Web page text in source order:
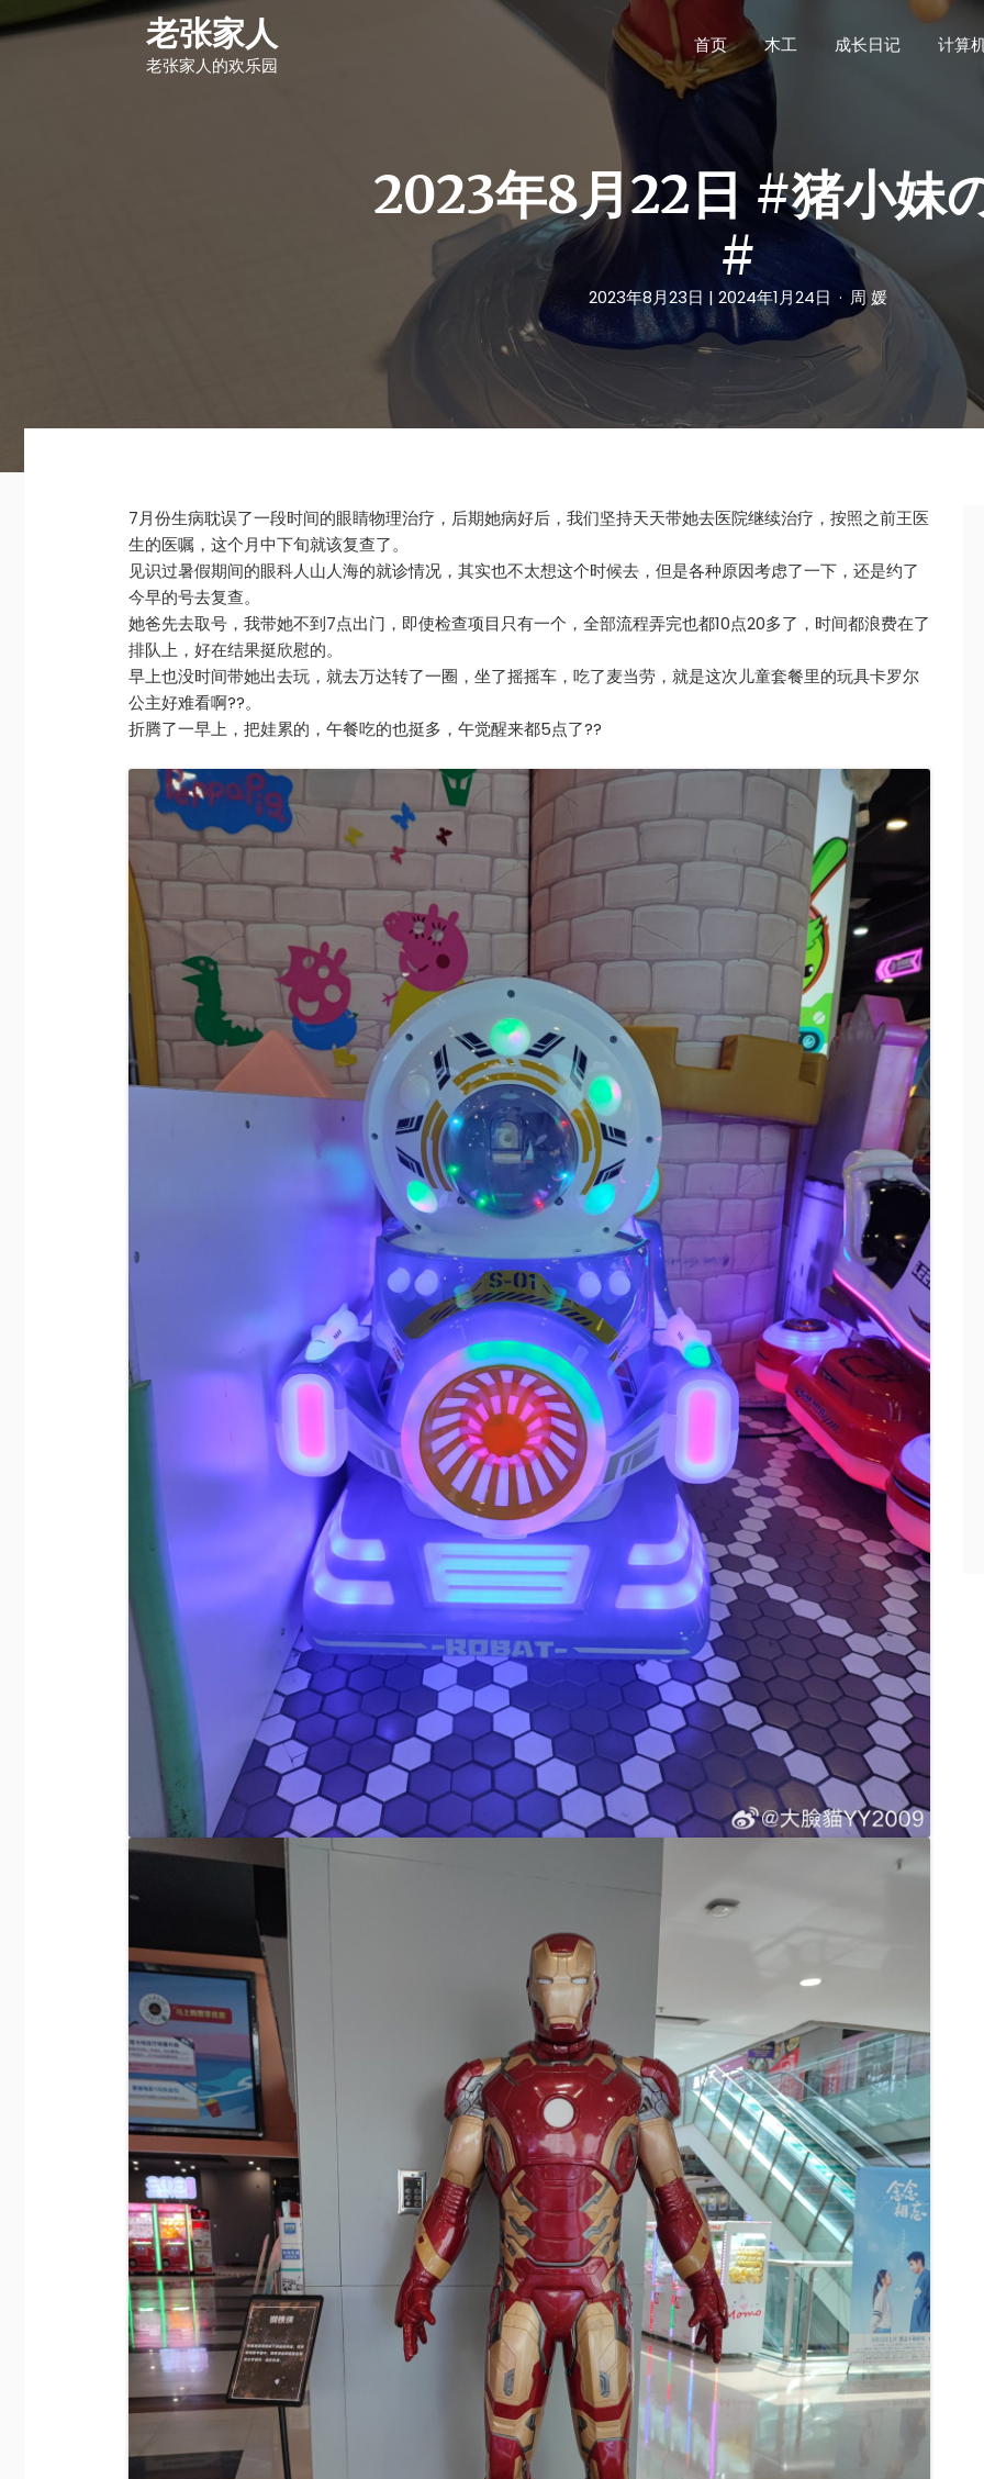
k
老张家人
老张家人的欢乐园
首页 木工 成长日记 计算
2023年8月22日 #猪小妹
#
2023年8月23日 | 2024年1月24日 周 媛
7月份生病耽误了一段时间的眼睛物理治疗，后期她病好后，我们坚持天天带她去医院继续治疗，按照之前王医
生的医嘱，这个月中下旬就该复查了。
见识过暑假期间的眼科人山人海的就诊情况，其实也不太想这个时候去，但是各种原因考虑了一下，还是约了
今早的号去复查。
她爸先去取号，我带她不到7点出门，即使检查项目只有一个，全部流程弄完也都10点20多了，时间都浪费在了
排队上，好在结果挺欣慰的。
早上也没时间带她出去玩，就去万达转了一圈，坐了摇摇车，吃了麦当劳，就是这次儿童套餐里的玩具卡罗尔
公主好难看啊??。
折腾了一早上，把娃累的，午餐吃的也挺多，午觉醒来都5点了??